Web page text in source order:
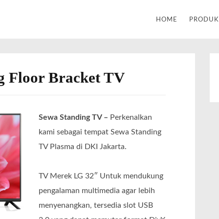
Tulis Kantor | Percetakan
HOME PRODUK
Floor Bracket TV
Sewa Standing TV – Perkenalkan
kami sebagai tempat Sewa Standing
TV Plasma di DKI Jakarta.
TV Merek LG 32″ Untuk mendukung
pengalaman multimedia agar lebih
menyenangkan, tersedia slot USB